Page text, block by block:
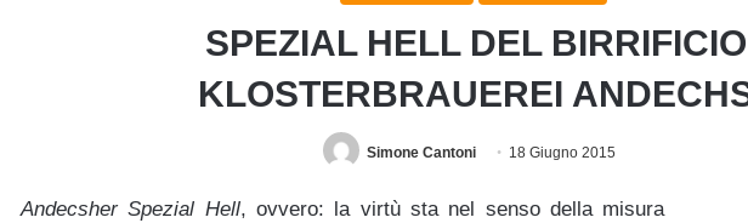
SPEZIAL HELL DEL BIRRIFICIO
KLOSTERBRAUEREI
Simone Cantoni 18 Giugno 2015
Andecsher Spezial Hell, ovvero: la virtù sta nel senso della misura